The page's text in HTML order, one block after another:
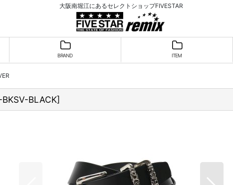
大阪南堀江にあるセレクトショップFIVESTAR
BRAND ITEM
BLACK]